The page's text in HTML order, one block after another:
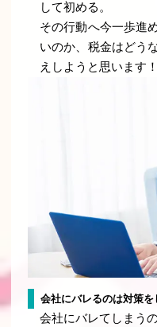
して初める。
その行動へ今一歩進
いのか、税金はどう
えしようと思います！
会社にバレるのは対策を
会社にバレてしまう